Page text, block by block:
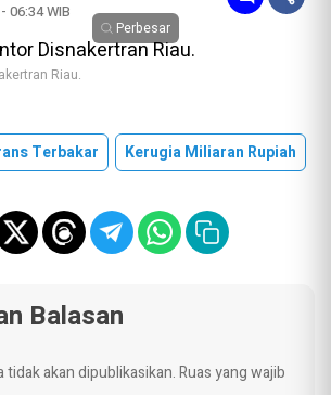
06:34 WIB
Perbesar
Riau.
Terbakar Kerugia Miliaran Rupiah
Balasan
akan dipublikasikan.Ruas yang wajib